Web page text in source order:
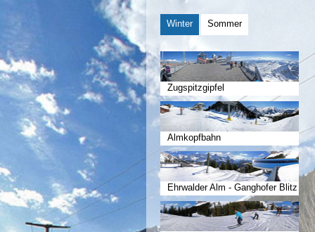
Winter Sommer
Zugspitzgipfel
Almkopfbahn
Ehrwalder Alm - Ganghofer Blitz